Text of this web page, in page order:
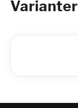
Varianter